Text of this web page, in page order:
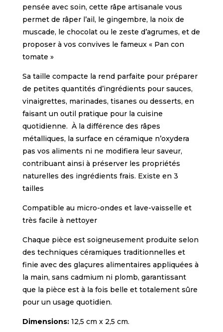
pensée avec soin, cette râpe artisanale vous
permet de râper l’ail, le gingembre, la noix de
muscade, le chocolat ou le zeste d’agrumes, et de
proposer à vos convives le fameux « Pan con
tomate »
Sa taille compacte la rend parfaite pour préparer
de petites quantités d’ingrédients pour sauces,
vinaigrettes, marinades, tisanes ou desserts, en
faisant un outil pratique pour la cuisine
quotidienne. À la différence des râpes
métalliques, la surface en céramique n’oxydera
pas vos aliments ni ne modifiera leur saveur,
contribuant ainsi à préserver les propriétés
naturelles des ingrédients frais. Existe en 3
tailles
Compatible au micro-ondes et lave-vaisselle et
très facile à nettoyer
Chaque pièce est soigneusement produite selon
des techniques céramiques traditionnelles et
finie avec des glaçures alimentaires appliquées à
la main, sans cadmium ni plomb, garantissant
que la pièce est à la fois belle et totalement sûre
pour un usage quotidien.
Dimensions:12,5 cm x 2,5 cm.